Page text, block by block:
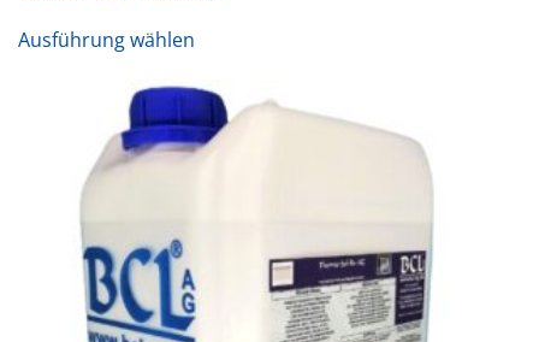
Ausführung wählen
mehrere
Varianten
auf
der